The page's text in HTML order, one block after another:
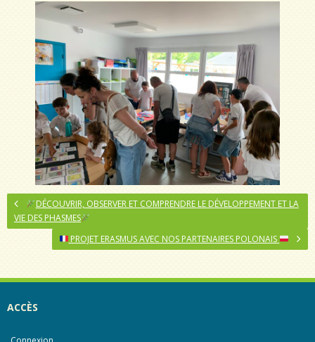
DÉCOUVRIR, OBSERVER ET COMPRENDRE LE DÉVELOPPEMENT ET LA
VIE DES PHASMES
PROJET ERASMUS AVEC NOS PARTENAIRES POLONAIS
ACCÈS